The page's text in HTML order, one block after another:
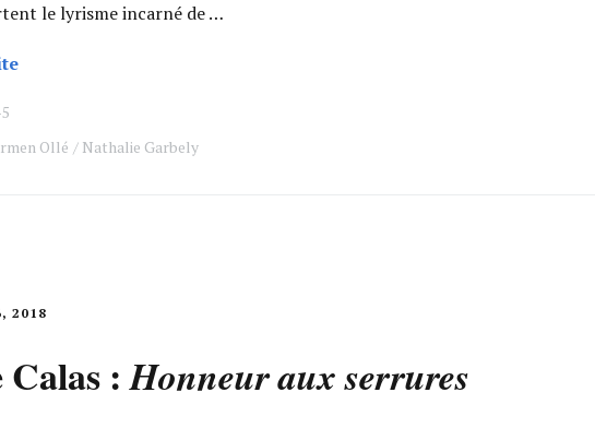
le lyrisme incarné de …
Ollé Nathalie Garbely
2018
Calas :Honneur aux serrures